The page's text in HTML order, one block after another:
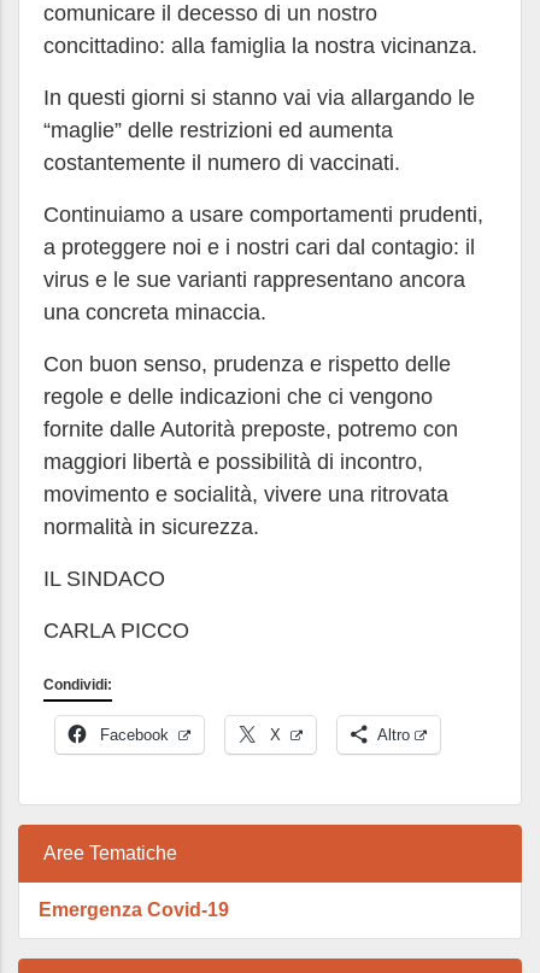
comunicare il decesso di un nostro
concittadino: alla famiglia la nostra vicinanza.
In questi giorni si stanno vai via allargando le
“maglie” delle restrizioni ed aumenta
costantemente il numero di vaccinati.
Continuiamo a usare comportamenti prudenti,
a proteggere noi e i nostri cari dal contagio: il
virus e le sue varianti rappresentano ancora
una concreta minaccia.
Con buon senso, prudenza e rispetto delle
regole e delle indicazioni che ci vengono
fornite dalle Autorità preposte, potremo con
maggiori libertà e possibilità di incontro,
movimento e socialità, vivere una ritrovata
normalità in sicurezza.
IL SINDACO
CARLA PICCO
Condividi:
Facebook X Altro
Aree Tematiche
Emergenza Covid-19